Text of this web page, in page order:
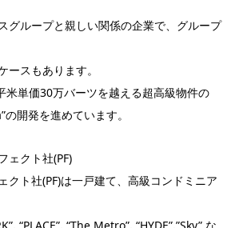
グループと親しい関係の企業で、グループ
ースもあります。
米単価30万バーツを越える超高級物件の
開発を進めています。
ェクト社(PF)
クト社(PF)は一戸建て、高級コンドミニア